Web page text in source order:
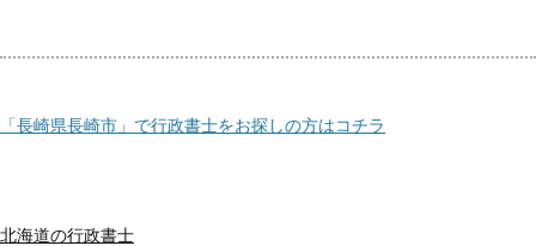
「長崎県長崎市」で行政書士をお探しの方はコチラ
北海道の行政書士